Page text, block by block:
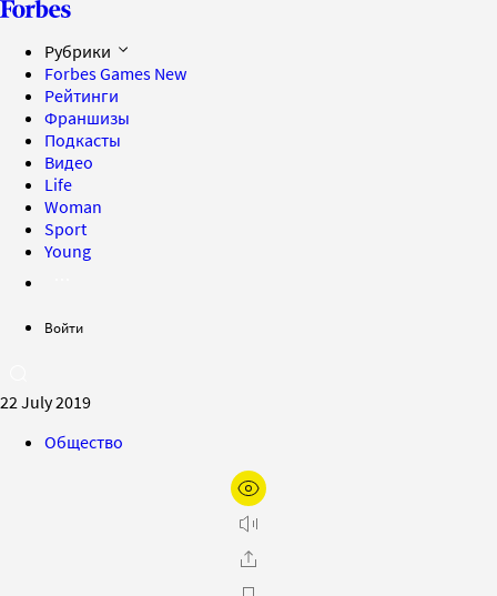
Рубрики
Forbes Games New
Рейтинги
Франшизы
Подкасты
Видео
Life
Woman
Sport
Young
Войти
22 July 2019
Общество